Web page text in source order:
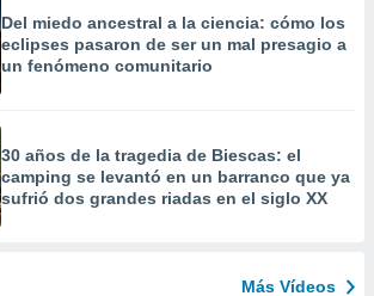
Del miedo ancestral a la ciencia: cómo los
eclipses pasaron de ser un mal presagio a
un fenómeno comunitario
30 años de la tragedia de Biescas: el
camping se levantó en un barranco que ya
sufrió dos grandes riadas en el siglo XX
Más Vídeos